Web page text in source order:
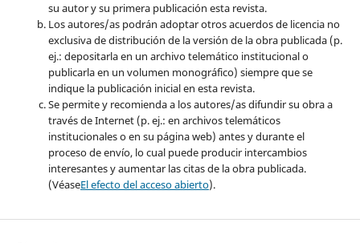
su autor y su primera publicación esta revista.
Los autores/as podrán adoptar otros acuerdos de licencia no
exclusiva de distribución de la versión de la obra publicada (p.
ej.: depositarla en un archivo telemático institucional o
publicarla en un volumen monográfico) siempre que se
indique la publicación inicial en esta revista.
Se permite y recomienda a los autores/as difundir su obra a
través de Internet (p. ej.: en archivos telemáticos
institucionales o en su página web) antes y durante el
proceso de envío, lo cual puede producir intercambios
interesantes y aumentar las citas de la obra publicada.
(VéaseEl efecto del acceso abierto).